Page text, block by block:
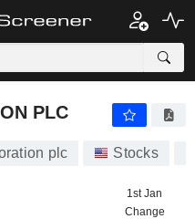
PLC
plc Stocks
1st Jan
Change